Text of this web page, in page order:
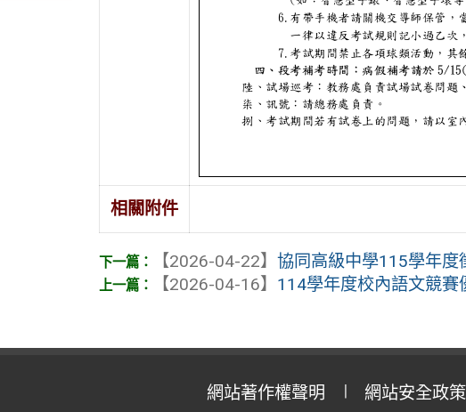
相關附件
【2026-04-22】協同高級中學115學年度
【2026-04-16】 114學年度校內語文競賽
網站著作權聲明 網站安全政策